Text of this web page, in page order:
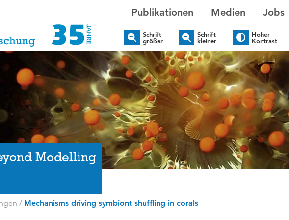
Publikationen Medien Jobs
Schrift
größer
Schrift
kleiner
Hoher
Kontrast
Modelling
/ Mechanisms driving symbiont shuffling in corals